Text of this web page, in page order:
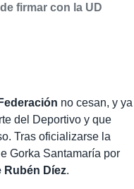
firmar con la UD
no cesan, y ya
del Deportivo y que
Tras oficializarse la
Gorka Santamaría por
Rubén Díez.